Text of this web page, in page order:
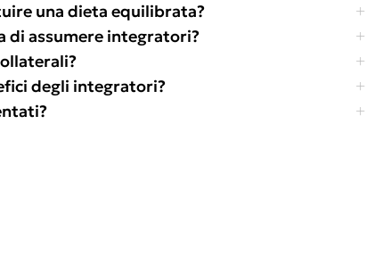
una dieta equilibrata?
di assumere integratori?
degli integratori?